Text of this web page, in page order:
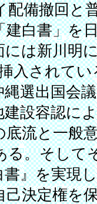
配備撤回と
建白書」を
には新川明
入されて
縄選出国会
建設容認に
底流と一般
る。そして
書』を実現
己決定権を